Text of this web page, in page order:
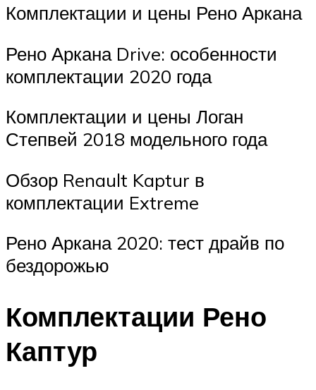
Комплектации и цены Рено Аркана
Рено Аркана Drive: особенности
комплектации 2020 года
Комплектации и цены Логан
Степвей 2018 модельного года
Обзор Renault Kaptur в
комплектации Extreme
Рено Аркана 2020: тест драйв по
бездорожью
Комплектации Рено
Каптур